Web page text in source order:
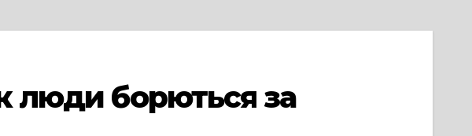
люди борються за